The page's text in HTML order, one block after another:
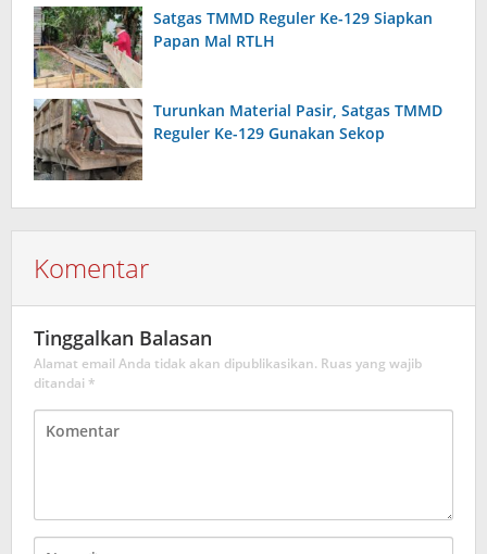
Satgas TMMD Reguler Ke-129 Siapkan
Papan Mal RTLH
Turunkan Material Pasir, Satgas TMMD
Reguler Ke-129 Gunakan Sekop
Komentar
Tinggalkan Balasan
Alamat email Anda tidak akan dipublikasikan. Ruas yang wajib
ditandai *